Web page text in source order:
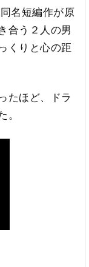
名短編作が原
合う２人の男
くりと心の距
たほど、ドラ
。